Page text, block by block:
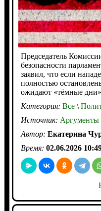
Председатель
безопасности
заявил, что если
полностью
ожидают «тёмные
Категория: Все\
Источник:
Автор: Екатерина
Время: 02.06.2026